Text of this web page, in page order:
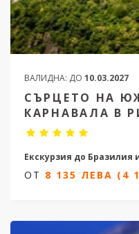
ВАЛИДНА: ДО 10.03.2027
СЪРЦЕТО НА
КАРНАВАЛА В
Екскурзия до Бразилия
13 дни / 10 нощувки
ОТ 8 135 ЛЕВА (4